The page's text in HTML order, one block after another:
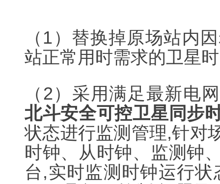
（1）替换掉原场站内
站正常用时需求的卫星
（2）采用满足最新电
北斗安全可控卫星同步
状态进行监测管理,针对
时钟、从时钟、监测钟
台,实时监测时钟运行